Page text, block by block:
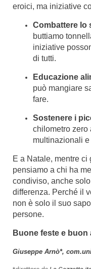
eroici, ma iniziative
Combattere lo
buttiamo
iniziative
di tutti.
Educazione
può mangiare
fare.
Sostenere i
chilometro zero
multinazionali
E a Natale, mentre
pensiamo a chi ha
condiviso, anche
differenza. Perché il
non è solo il suo
persone.
Buone feste e
Giuseppe Arnò*,